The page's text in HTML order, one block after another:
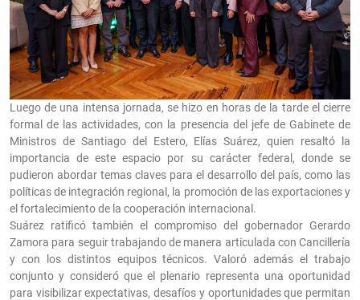
Luego de una intensa jornada, se hizo en horas de la tarde el cierre
formal de las actividades, con la presencia del jefe de Gabinete de
Ministros de Santiago del Estero, Elías Suárez, quien resaltó la
importancia de este espacio por su carácter federal, donde se
pudieron abordar temas claves para el desarrollo del país, como las
políticas de integración regional, la promoción de las exportaciones y
el fortalecimiento de la cooperación internacional.
Suárez ratificó también el compromiso del gobernador Gerardo
Zamora para seguir trabajando de manera articulada con Cancillería
y con los distintos equipos técnicos. Valoró además el trabajo
conjunto y consideró que el plenario representa una oportunidad
para visibilizar expectativas, desafíos y oportunidades que permitan